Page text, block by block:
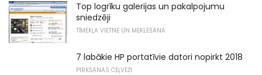
Top logrīku galerijas un pakalpojumu
sniedzēji
TĪMEKĻA VIETNE UN MEKLĒŠANA
7 labākie HP portatīvie datori nopirkt 2018
PIRKŠANAS CEĻVEŽI